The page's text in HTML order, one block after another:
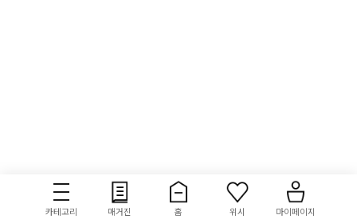
카테고리 매거진 홈 위시 마이페이지